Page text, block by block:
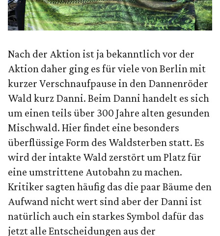
Nach der Aktion ist ja bekanntlich vor der
Aktion daher ging es für viele von Berlin mit
kurzer Verschnaufpause in den Dannenröder
Wald kurz Danni. Beim Danni handelt es sich
um einen teils über 300 Jahre alten gesunden
Mischwald. Hier findet eine besonders
überflüssige Form des Waldsterben statt. Es
wird der intakte Wald zerstört um Platz für
eine umstrittene Autobahn zu machen.
Kritiker sagten häufig das die paar Bäume den
Aufwand nicht wert sind aber der Danni ist
natürlich auch ein starkes Symbol dafür das
jetzt alle Entscheidungen aus der